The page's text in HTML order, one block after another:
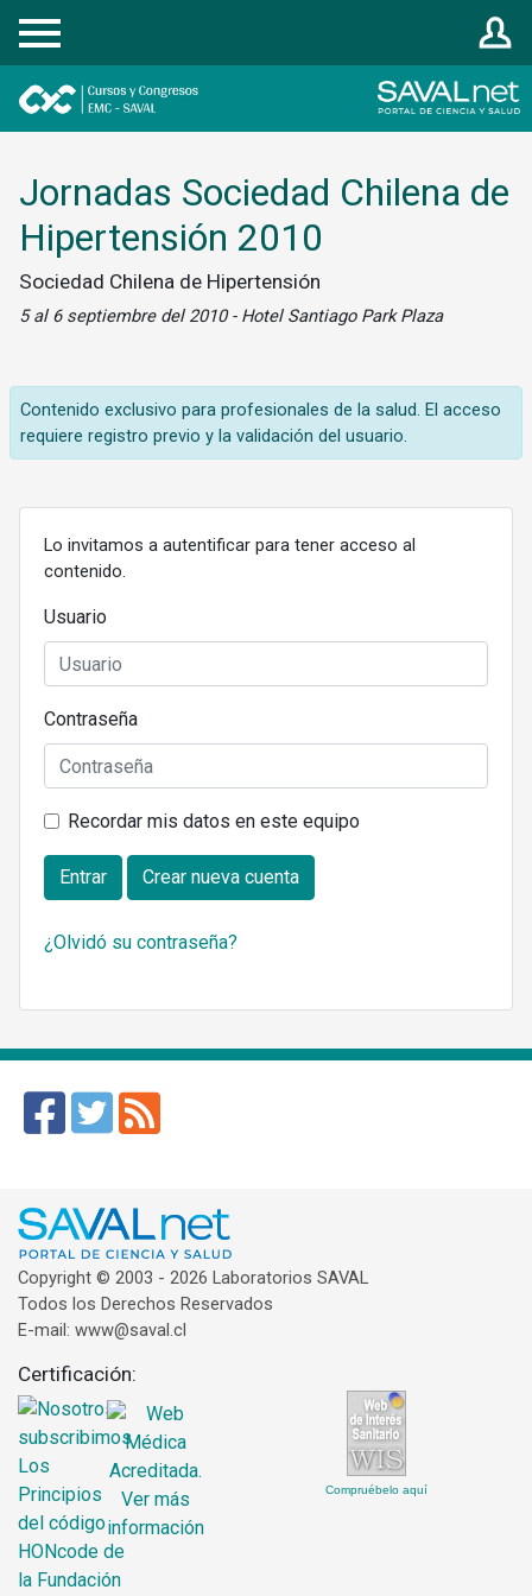
Registrarse
Jornadas Sociedad Chilena de
Hipertensión 2010
Sociedad Chilena de Hipertensión
5 al 6 septiembre del 2010 - Hotel Santiago Park Plaza
Contenido exclusivo para profesionales de la salud. El acceso
requiere registro previo y la validación del usuario.
Lo invitamos a autentificar para tener acceso al
contenido.
Usuario
Contraseña
Recordar mis datos en este equipo
Entrar Crear nueva cuenta
¿Olvidó su contraseña?
Copyright © 2003 - 2026 Laboratorios SAVAL
Todos los Derechos Reservados
E-mail: www@saval.cl
Certificación:
Compruébelo aquí